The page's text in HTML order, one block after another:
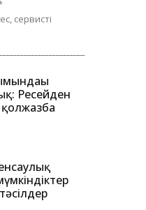
сервисті
Ресейден
қолжазба